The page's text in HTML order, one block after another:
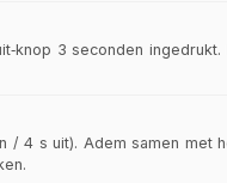
3 seconden
4 s uit). Adem samen